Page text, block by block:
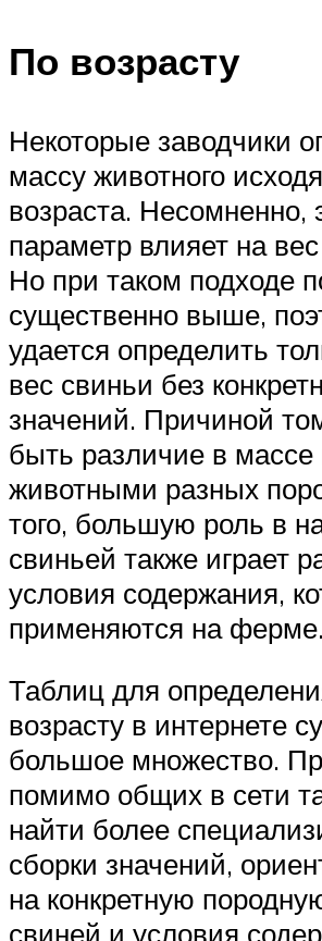
По возрасту
Некоторые заводчики
массу животного
возраста. Несомненно,
параметр влияет на
Но при таком подходе
существенно выше,
удается определить
вес свиньи без
значений. Причиной
быть различие в
животными разных
того, большую роль в
свиньей также играет
условия содержания,
применяются на ферме.
Таблиц для
возрасту в интернете
большое множество.
помимо общих в сети
найти более
сборки значений,
на конкретную
свиней и условия